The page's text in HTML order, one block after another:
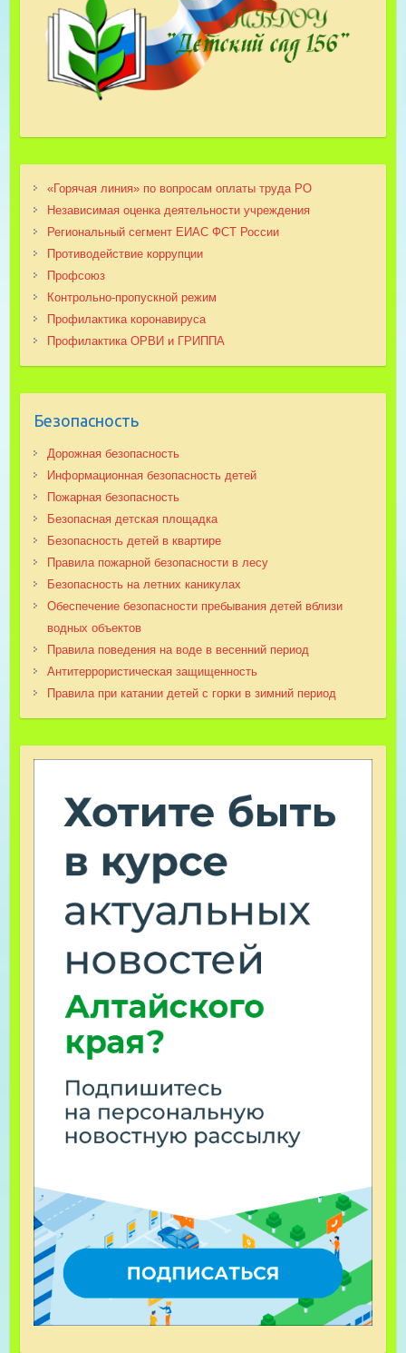
«Горячая линия» по вопросам оплаты труда РО
Независимая оценка деятельности учреждения
Региональный сегмент ЕИАС ФСТ России
Противодействие коррупции
Профсоюз
Контрольно-пропускной режим
Профилактика коронавируса
Профилактика ОРВИ и ГРИППА
Безопасность
Дорожная безопасность
Информационная безопасность детей
Пожарная безопасность
Безопасная детская площадка
Безопасность детей в квартире
Правила пожарной безопасности в лесу
Безопасность на летних каникулах
Обеспечение безопасности пребывания детей вблизи
водных объектов
Правила поведения на воде в весенний период
Антитеррористическая защищенность
Правила при катании детей с горки в зимний период